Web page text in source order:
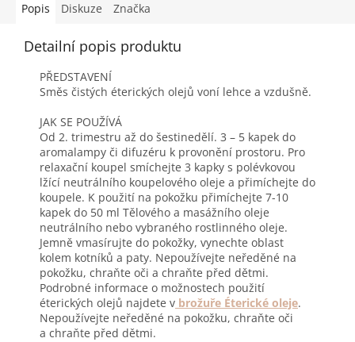
Popis Diskuze Značka
Detailní popis produktu
PŘEDSTAVENÍ
Směs čistých éterických olejů voní lehce a vzdušně.
JAK SE POUŽÍVÁ
Od 2. trimestru až do šestinedělí. 3 – 5 kapek do
aromalampy či difuzéru k provonění prostoru. Pro
relaxační koupel smíchejte 3 kapky s polévkovou
lžící neutrálního koupelového oleje a přimíchejte do
koupele. K použití na pokožku přimíchejte 7-10
kapek do 50 ml Tělového a masážního oleje
neutrálního nebo vybraného rostlinného oleje.
Jemně vmasírujte do pokožky, vynechte oblast
kolem kotníků a paty. Nepoužívejte neředěné na
pokožku, chraňte oči a chraňte před dětmi.
Podrobné informace o možnostech použití
éterických olejů najdete v brožuře Éterické oleje.
Nepoužívejte neředěné na pokožku, chraňte oči
a chraňte před dětmi.